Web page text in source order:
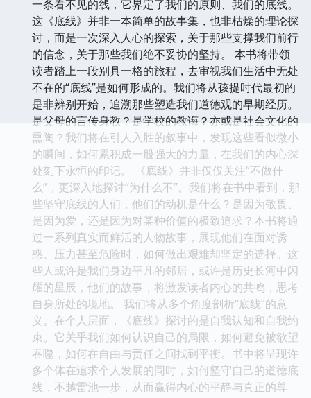
一条看不见的线，它界定了我们的原则、我们的底线。
这《底线》并非一本简单的故事集，也非枯燥的理论探
讨，而是一次深入人心的探索，关于那些支撑我们前行
的信念，关于那些我们绝不妥协的坚持。 本书将带领
读者踏上一段别具一格的旅程，去审视我们生活中无处
不在的“底线”是如何形成的。我们将从孩提时代最初的
是非辨别开始，追溯那些塑造我们道德观的早期经历。
是父母的言传身教？是学校的教诲？亦或是社会文化的
熏陶？我们将在引人入胜的叙事中，发现这些看似微小
的瞬间，如何累积成一股强大的力量，在我们的内心深
处刻下永恒的印记。 《底线》并非仅仅关注“不做什
么”，更深入地探讨“为什么不”。我们将在书中看到，那
些坚守底线的人们，他们的动机是什么？是因为敬畏、
是因为爱，还是因为对某种价值的极致追求？本书将通
过一系列真实而鲜活的人物故事，展现他们在面对诱
惑、压力甚至危险时，如何做出艰难却坚定的选择。这
些人或许是我们身边平凡的邻居，或许是历史长河中闪
耀的星辰，他们的故事，将激发读者内心的共鸣，思考
自身所处的境地。 我们将从多个角度剖析“底线”的意
义。在个人层面，《底线》探讨的是自我认知和自我约
束。它关乎我们如何认识自己的局限，如何避免被欲望
吞噬，如何在自由与责任之间找到平衡。书中将呈现许
多个体在追求个人发展的同时，如何坚守自己的道德底
线，不越雷池一步，从而赢得内心的平静与真正的尊